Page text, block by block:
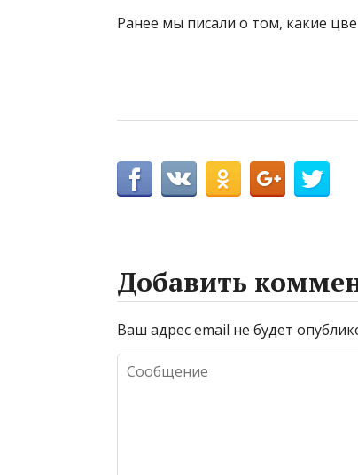
Ранее мы писали о том, какие
Добавить
Ваш адрес email не будет